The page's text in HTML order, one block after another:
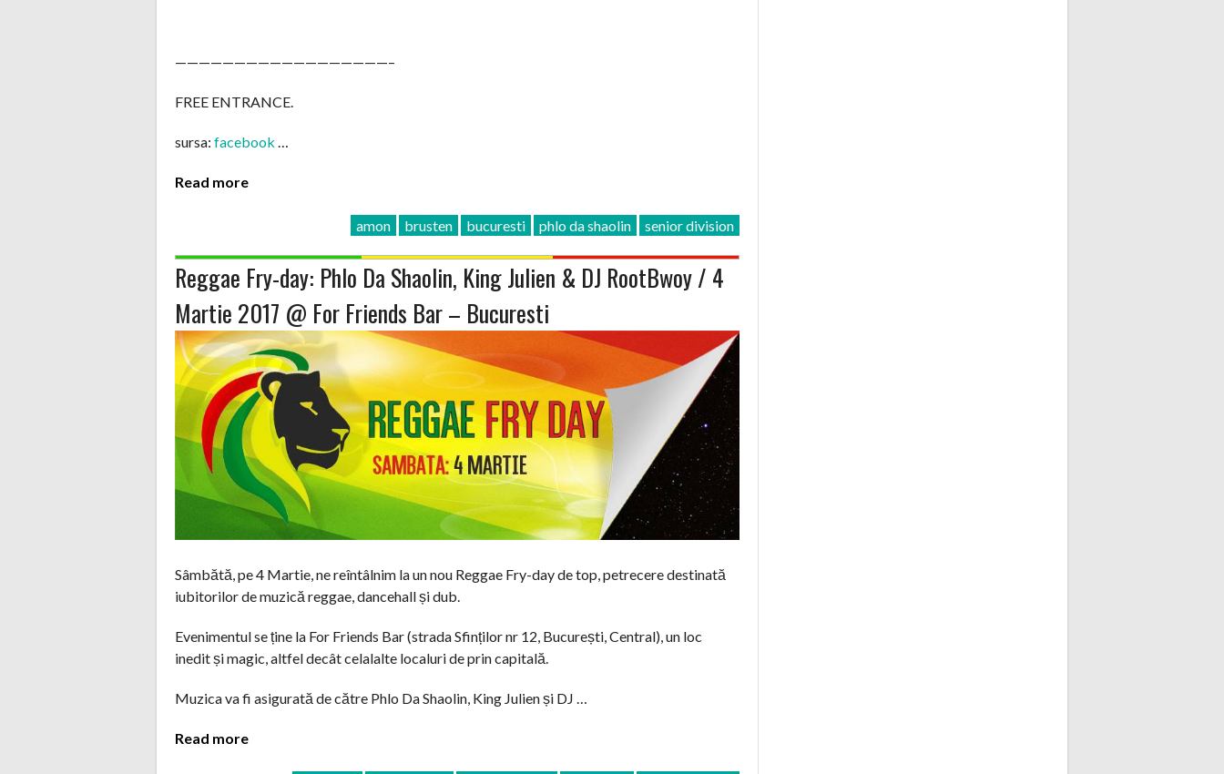
——————————————————–
FREE ENTRANCE.
sursa: facebook …
Read more
amon brusten bucuresti phlo da shaolin senior division
Reggae Fry-day: Phlo Da Shaolin, King Julien & DJ RootBwoy / 4
Martie 2017 @ For Friends Bar – Bucuresti
Sâmbătă, pe 4 Martie, ne reîntâlnim la un nou Reggae Fry-day de top, petrecere destinată
iubitorilor de muzică reggae, dancehall și dub.
Evenimentul se ține la For Friends Bar (strada Sfinților nr 12, București, Central), un loc
inedit și magic, altfel decât celalalte localuri de prin capitală.
Muzica va fi asigurată de către Phlo Da Shaolin, King Julien și DJ …
Read more